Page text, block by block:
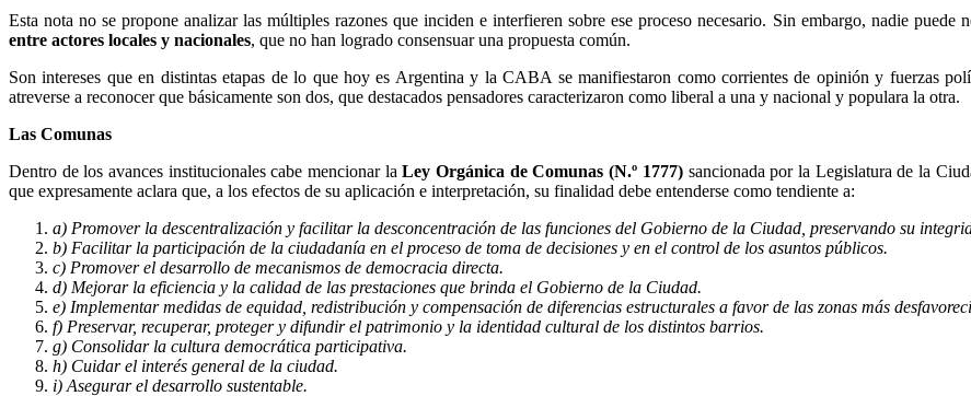
Esta nota no se propone analizar las múltiples razones que inciden e interfieren sobre ese proceso necesario. Sin embargo, nadie puede
entre actores locales y nacionales, que no han logrado consensuar una propuesta común.
Son intereses que en distintas etapas de lo que hoy es Argentina y la CABA se manifiestaron como corrientes de opinión y fuerzas
atreverse a reconocer que básicamente son dos, que destacados pensadores caracterizaron como liberal a una y nacional y populara la otra.
Las Comunas
Dentro de los avances institucionales cabe mencionar la Ley Orgánica de Comunas (N.º 1777)sancionada por la Legislatura de la
que expresamente aclara que, a los efectos de su aplicación e interpretación, su finalidad debe entenderse como tendiente a:
a) Promover la descentralización y facilitar la desconcentración de las funciones del Gobierno de la Ciudad, preservando su
b) Facilitar la participación de la ciudadanía en el proceso de toma de decisiones y en el control de los asuntos públicos.
c) Promover el desarrollo de mecanismos de democracia directa.
d) Mejorar la eficiencia y la calidad de las prestaciones que brinda el Gobierno de la Ciudad.
e) Implementar medidas de equidad, redistribución y compensación de diferencias estructurales a favor de las zonas más
f) Preservar, recuperar, proteger y difundir el patrimonio y la identidad cultural de los distintos barrios.
g) Consolidar la cultura democrática participativa.
h) Cuidar el interés general de la ciudad.
i) Asegurar el desarrollo sustentable.